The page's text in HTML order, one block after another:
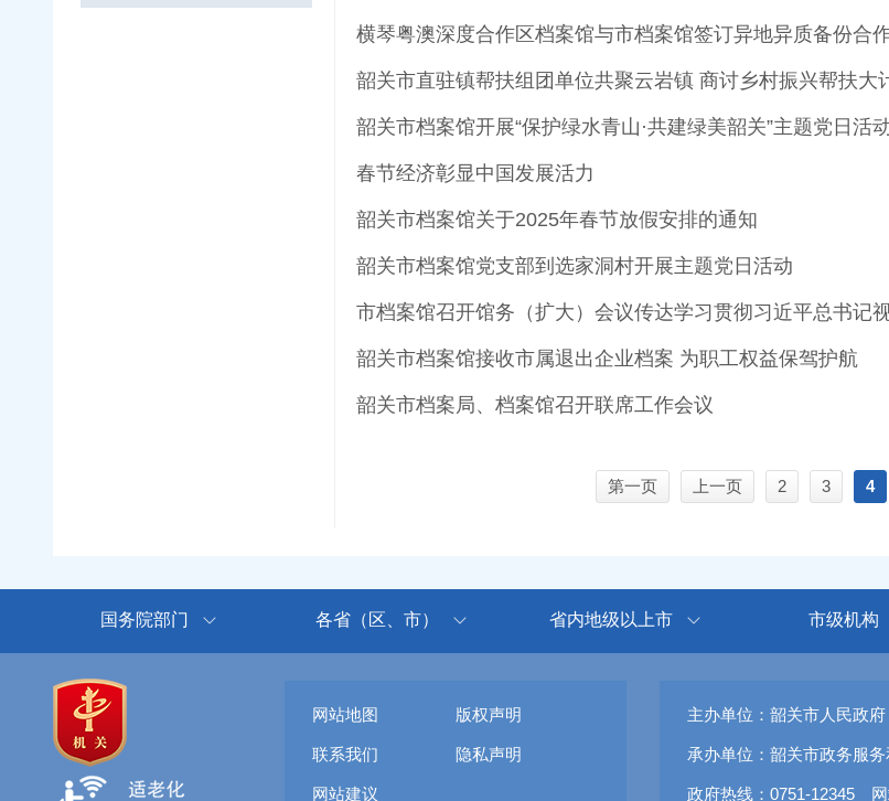
横琴粤澳深度合作区档案馆与市档案馆签订异地异质备份合
韶关市直驻镇帮扶组团单位共聚云岩镇 商讨乡村振兴帮扶大
韶关市档案馆开展“保护绿水青山·共建绿美韶关”主题党日活
春节经济彰显中国发展活力
韶关市档案馆关于2025年春节放假安排的通知
韶关市档案馆党支部到选家洞村开展主题党日活动
市档案馆召开馆务（扩大）会议传达学习贯彻习近平总书记
韶关市档案馆接收市属退出企业档案 为职工权益保驾护航
韶关市档案局、档案馆召开联席工作会议
第一页 上一页 2 3 4
国务院部门 各省（区、市） 省内地级以上市 市级机构
网站地图 版权声明
联系我们 隐私声明
网站建议
主办单位：韶关市人民政府
承办单位：韶关市政务服
政府热线：0751-12345 网